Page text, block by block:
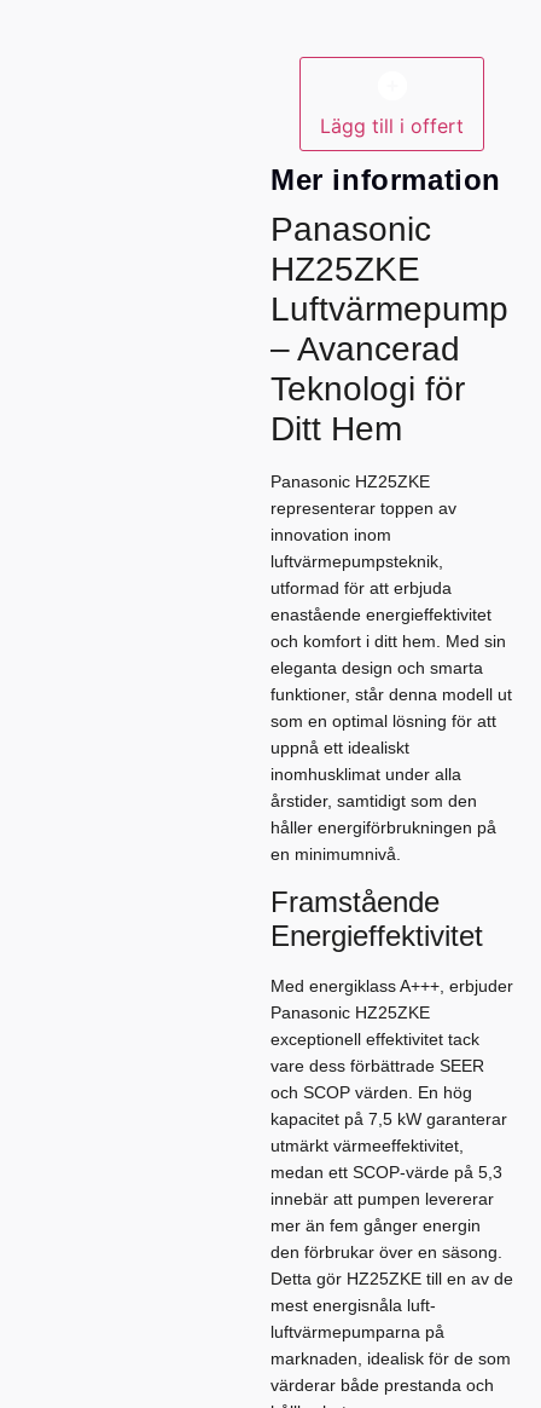
Lägg till i offert
Mer information
Panasonic
HZ25ZKE
Luftvärmepump
– Avancerad
Teknologi för
Ditt Hem
Panasonic HZ25ZKE
representerar toppen av
innovation inom
luftvärmepumpsteknik,
utformad för att erbjuda
enastående energieffektivitet
och komfort i ditt hem. Med sin
eleganta design och smarta
funktioner, står denna modell ut
som en optimal lösning för att
uppnå ett idealiskt
inomhusklimat under alla
årstider, samtidigt som den
håller energiförbrukningen på
en minimumnivå.
Framstående
Energieffektivitet
Med energiklass A+++, erbjuder
Panasonic HZ25ZKE
exceptionell effektivitet tack
vare dess förbättrade SEER
och SCOP värden. En hög
kapacitet på 7,5 kW garanterar
utmärkt värmeeffektivitet,
medan ett SCOP-värde på 5,3
innebär att pumpen levererar
mer än fem gånger energin
den förbrukar över en säsong.
Detta gör HZ25ZKE till en av de
mest energisnåla luft-
luftvärmepumparna på
marknaden, idealisk för de som
värderar både prestanda och